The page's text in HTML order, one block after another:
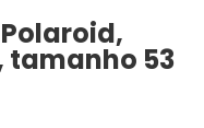
tamanho 53